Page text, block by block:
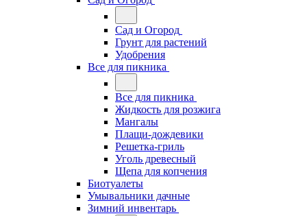
Сад и Огород
Грунт для растений
Удобрения
Все для пикника
Все для пикника
Жидкость для розжига
Мангалы
Плащи-дождевики
Решетка-гриль
Уголь древесный
Щепа для копчения
Биотуалеты
Умывальники дачные
Зимний инвентарь